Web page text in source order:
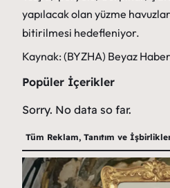
yapılacak olan yüzme
bitirilmesi hedefleniyor.
Kaynak: (BYZHA) Beyaz
Popüler İçerikler
Sorry. No data so far.
Tüm Reklam, Tanıtım ve